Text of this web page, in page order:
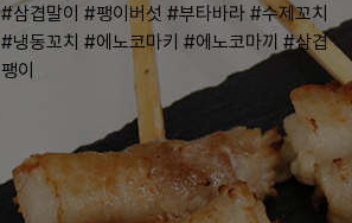
#삼겹말이 #팽이버섯 #부타바라 #수제꼬치
#냉동꼬치 #에노코마키 #에노코마끼 #삼겹
팽이